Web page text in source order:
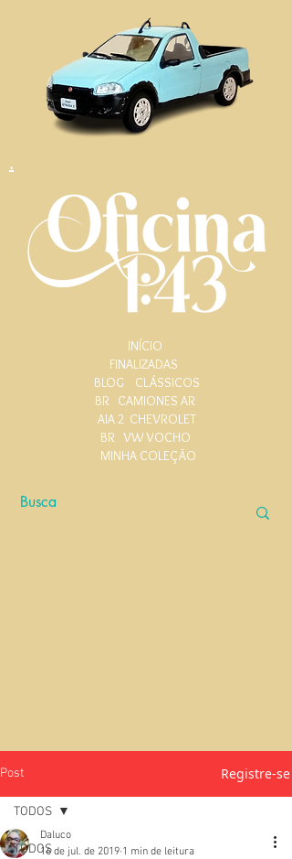
.
INÍCIO
FINALIZADAS
BLOG
CLÁSSICOS
BR CAMIONES AR
AIA 2 CHEVROLET
BR VW VOCHO
MINHA COLEÇÃO
Post Registre-se
TODOS
TODOS
Daluco
16 de jul. de 2019 1 min de leitura